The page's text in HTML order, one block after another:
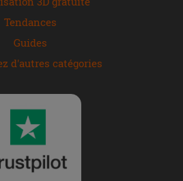
Tendances
Guides
d'autres catégories